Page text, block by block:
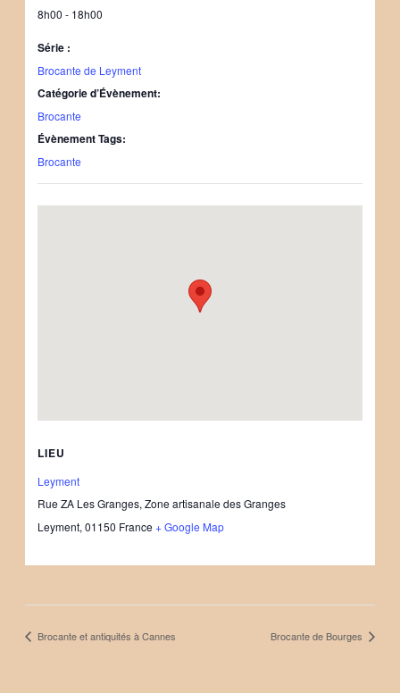
8h00 - 18h00
Série :
Brocante de Leyment
Catégorie d’Évènement:
Brocante
Évènement Tags:
Brocante
LIEU
Leyment
Rue ZA Les Granges, Zone artisanale des Granges
Leyment, 01150 France + Google Map
Brocante et antiquités à Cannes Brocante de Bourges